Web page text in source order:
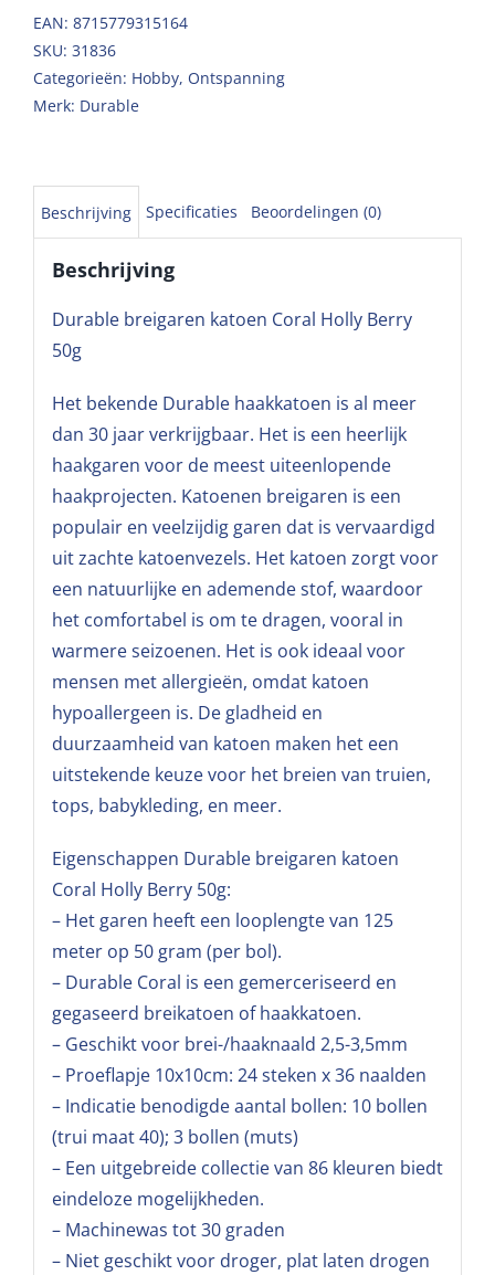
EAN: 8715779315164
SKU: 31836
Categorieën: Hobby, Ontspanning
Merk: Durable
Beschrijving Specificaties Beoordelingen (0)
Beschrijving
Durable breigaren katoen Coral Holly Berry
50g
Het bekende Durable haakkatoen is al meer
dan 30 jaar verkrijgbaar. Het is een heerlijk
haakgaren voor de meest uiteenlopende
haakprojecten. Katoenen breigaren is een
populair en veelzijdig garen dat is vervaardigd
uit zachte katoenvezels. Het katoen zorgt voor
een natuurlijke en ademende stof, waardoor
het comfortabel is om te dragen, vooral in
warmere seizoenen. Het is ook ideaal voor
mensen met allergieën, omdat katoen
hypoallergeen is. De gladheid en
duurzaamheid van katoen maken het een
uitstekende keuze voor het breien van truien,
tops, babykleding, en meer.
Eigenschappen Durable breigaren katoen
Coral Holly Berry 50g:
– Het garen heeft een looplengte van 125
meter op 50 gram (per bol).
– Durable Coral is een gemerceriseerd en
gegaseerd breikatoen of haakkatoen.
– Geschikt voor brei-/haaknaald 2,5-3,5mm
– Proeflapje 10x10cm: 24 steken x 36 naalden
– Indicatie benodigde aantal bollen: 10 bollen
(trui maat 40); 3 bollen (muts)
– Een uitgebreide collectie van 86 kleuren biedt
eindeloze mogelijkheden.
– Machinewas tot 30 graden
– Niet geschikt voor droger, plat laten drogen